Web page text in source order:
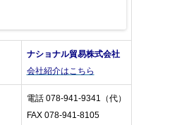
ナショナル貿易株式会社
会社紹介はこちら
電話 078-941-9341（代）
FAX 078-941-8105